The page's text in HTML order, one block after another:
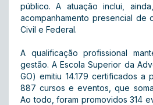
público. A atuação inclui,
acompanhamento presencial de
Civil e Federal.
A qualificação profissional
gestão. A Escola Superior da
GO) emitiu 14.179 certificados a
887 cursos e eventos, que
Ao todo, foram promovidos 314